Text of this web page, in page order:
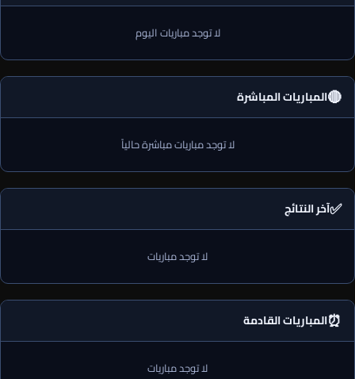
لا توجد مباريات اليوم
🔴المباريات المباشرة
لا توجد مباريات مباشرة حالياً
✅آخر النتائج
لا توجد مباريات
⏰المباريات القادمة
لا توجد مباريات